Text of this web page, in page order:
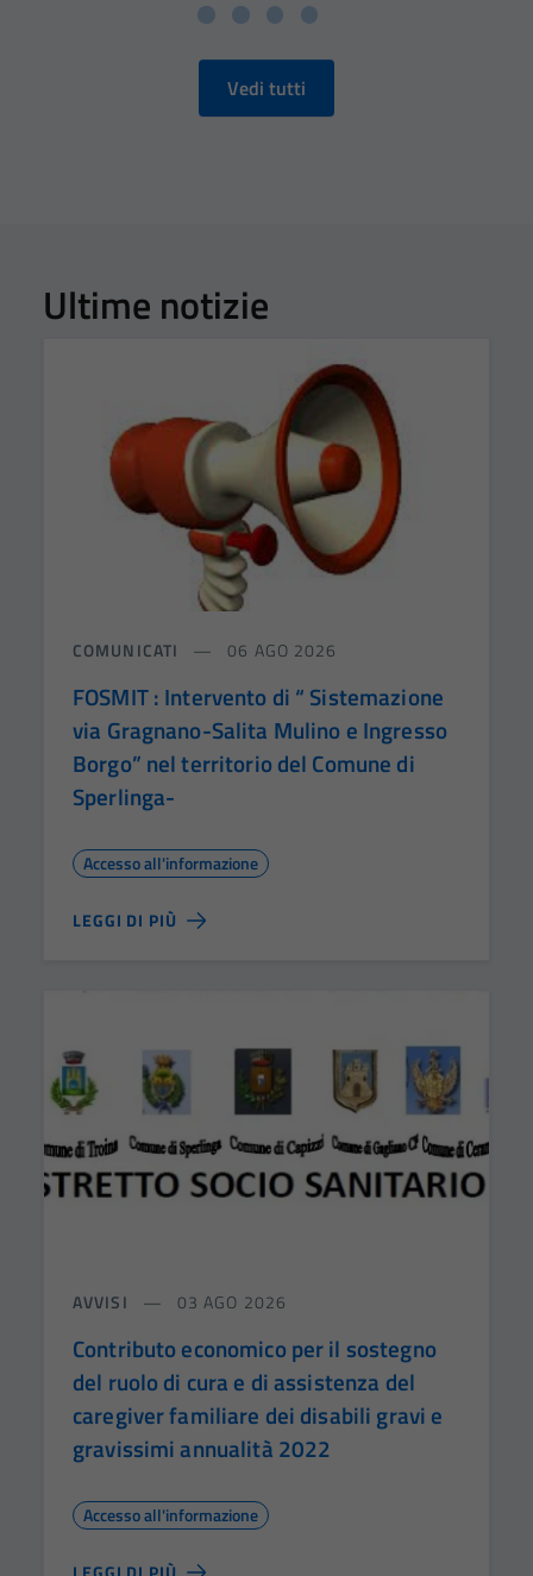
Vedi tutti
Ultime notizie
COMUNICATI 06 AGO 2026
FOSMIT : Intervento di “ Sistemazione
via Gragnano-Salita Mulino e Ingresso
Borgo” nel territorio del Comune di
Sperlinga-
Accesso all'informazione
LEGGI DI PIÙ
AVVISI 03 AGO 2026
Contributo economico per il sostegno
del ruolo di cura e di assistenza del
caregiver familiare dei disabili gravi e
gravissimi annualità 2022
Accesso all'informazione